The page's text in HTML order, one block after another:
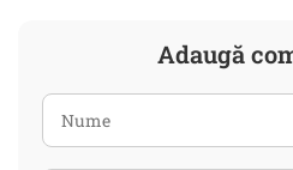
Adaugă